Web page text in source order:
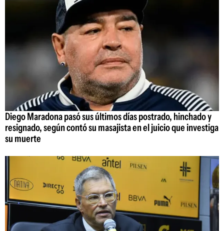
Diego Maradona pasó sus últimos días postrado, hinchado y
resignado, según contó su masajista en el juicio que investiga
su muerte